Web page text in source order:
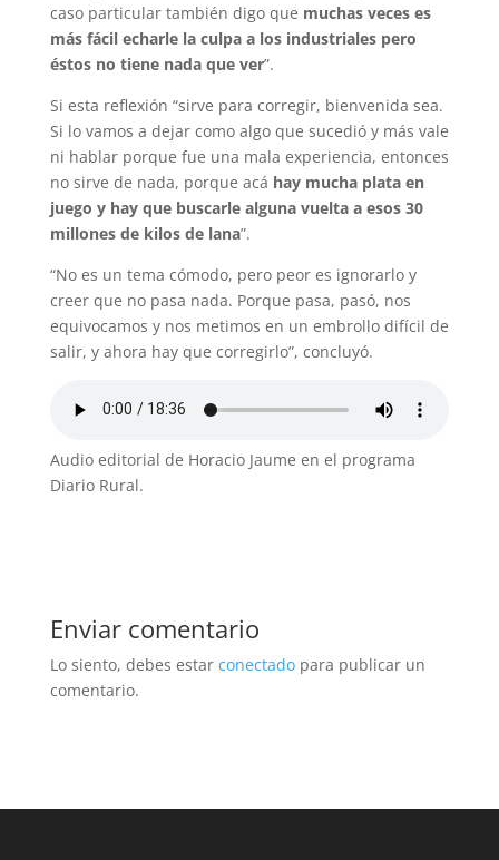
caso particular también digo que muchas veces es
más fácil echarle la culpa a los industriales pero
éstos no tiene nada que ver”.
Si esta reflexión “sirve para corregir, bienvenida sea.
Si lo vamos a dejar como algo que sucedió y más vale
ni hablar porque fue una mala experiencia, entonces
no sirve de nada, porque acá hay mucha plata en
juego y hay que buscarle alguna vuelta a esos 30
millones de kilos de lana”.
“No es un tema cómodo, pero peor es ignorarlo y
creer que no pasa nada. Porque pasa, pasó, nos
equivocamos y nos metimos en un embrollo difícil de
salir, y ahora hay que corregirlo”, concluyó.
Audio editorial de Horacio Jaume en el programa
Diario Rural.
Enviar comentario
Lo siento, debes estar conectadopara publicar un
comentario.